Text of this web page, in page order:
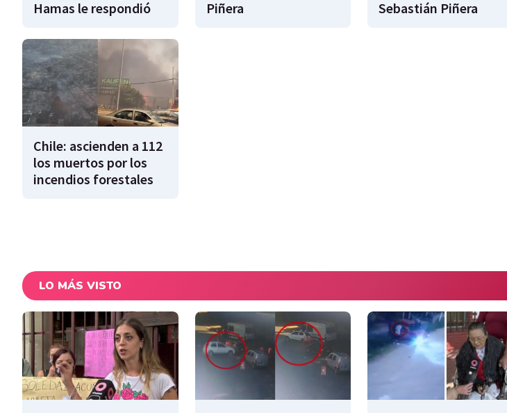
Hamas le respondió
Piñera
Sebastián Piñera
Chile: ascienden a 112
los muertos por los
incendios forestales
LO MÁS VISTO